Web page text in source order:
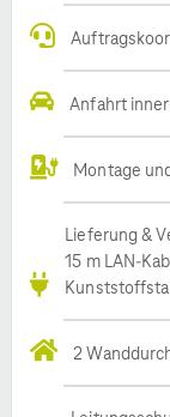
Anfahrt
Montage
Lieferung &
15 m LAN-
2